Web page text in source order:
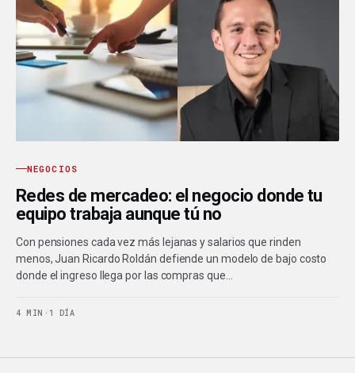
NEGOCIOS
Redes de mercadeo: el negocio donde tu
equipo trabaja aunque tú no
Con pensiones cada vez más lejanas y salarios que rinden
menos, Juan Ricardo Roldán defiende un modelo de bajo costo
donde el ingreso llega por las compras que…
4 MIN · 1 DÍA